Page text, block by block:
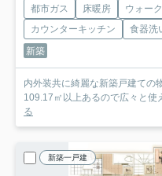
都市ガス 床暖房 ウォー
カウンターキッチン
食器洗
新築
内外装共に綺麗な新築戸建ての
109.17㎡以上あるので広々と使
る
新築一戸建